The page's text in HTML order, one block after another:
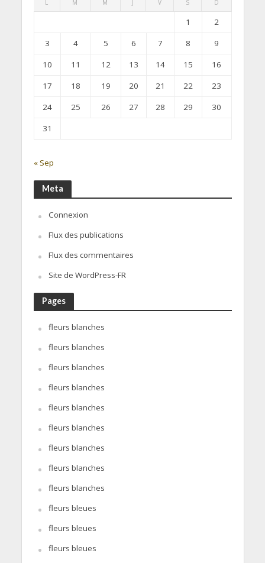
L M M J V S D
1
2
3
4 5 6 7 8
9
10
11 12 13 14 15
16
17
18 19 20 21 22
23
24
25 26 27 28 29
30
31
« Sep
Meta
Connexion
Flux des publications
Flux des commentaires
Site de WordPress-FR
Pages
fleurs blanches
fleurs blanches
fleurs blanches
fleurs blanches
fleurs blanches
fleurs blanches
fleurs blanches
fleurs blanches
fleurs blanches
fleurs bleues
fleurs bleues
fleurs bleues